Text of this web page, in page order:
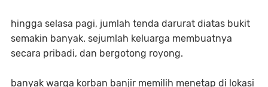
hingga selasa pagi, jumlah tenda darurat diatas bukit
semakin banyak. sejumlah keluarga membuatnya
secara pribadi, dan bergotong royong.
banyak warga korban banjir memilih menetap di lokasi